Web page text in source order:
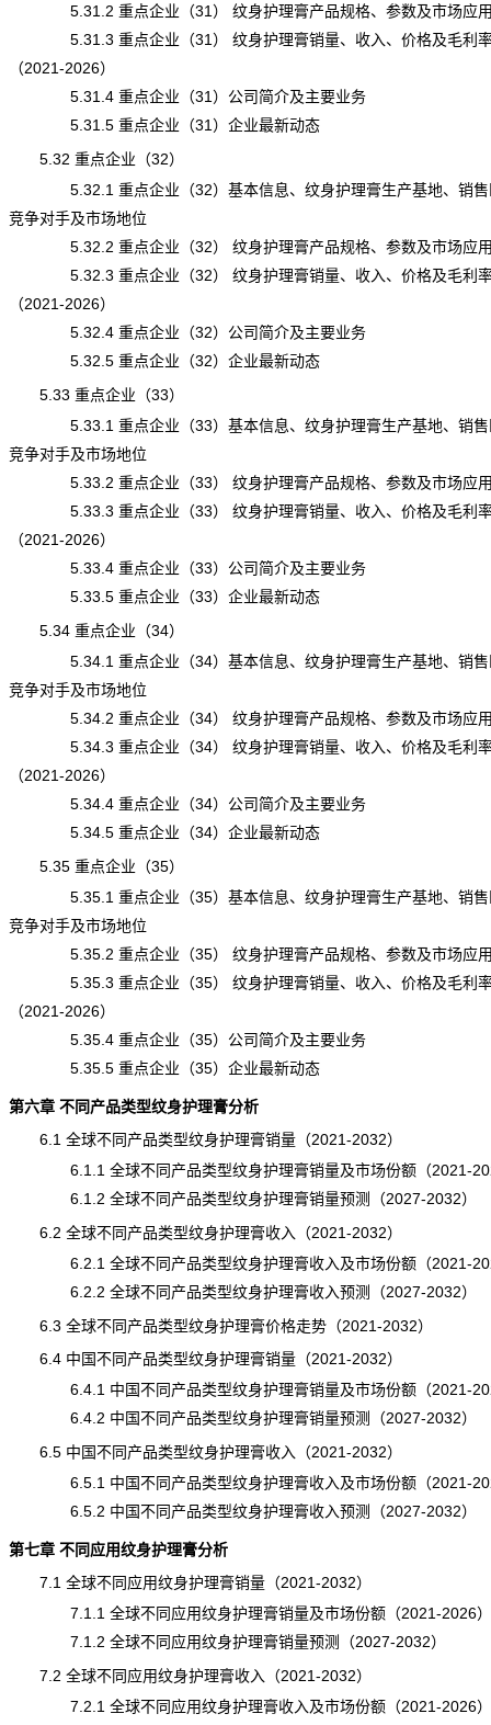
5.31.2 重点企业（31） 纹身护理膏产品规格、参数及市场应
5.31.3 重点企业（31） 纹身护理膏销量、收入、价格及毛利
（2021-2026）
5.31.4 重点企业（31）公司简介及主要业务
5.31.5 重点企业（31）企业最新动态
5.32 重点企业（32）
5.32.1 重点企业（32）基本信息、纹身护理膏生产基地、销售
竞争对手及市场地位
5.32.2 重点企业（32） 纹身护理膏产品规格、参数及市场应
5.32.3 重点企业（32） 纹身护理膏销量、收入、价格及毛利
（2021-2026）
5.32.4 重点企业（32）公司简介及主要业务
5.32.5 重点企业（32）企业最新动态
5.33 重点企业（33）
5.33.1 重点企业（33）基本信息、纹身护理膏生产基地、销售
竞争对手及市场地位
5.33.2 重点企业（33） 纹身护理膏产品规格、参数及市场应
5.33.3 重点企业（33） 纹身护理膏销量、收入、价格及毛利
（2021-2026）
5.33.4 重点企业（33）公司简介及主要业务
5.33.5 重点企业（33）企业最新动态
5.34 重点企业（34）
5.34.1 重点企业（34）基本信息、纹身护理膏生产基地、销售
竞争对手及市场地位
5.34.2 重点企业（34） 纹身护理膏产品规格、参数及市场应
5.34.3 重点企业（34） 纹身护理膏销量、收入、价格及毛利
（2021-2026）
5.34.4 重点企业（34）公司简介及主要业务
5.34.5 重点企业（34）企业最新动态
5.35 重点企业（35）
5.35.1 重点企业（35）基本信息、纹身护理膏生产基地、销售
竞争对手及市场地位
5.35.2 重点企业（35） 纹身护理膏产品规格、参数及市场应
5.35.3 重点企业（35） 纹身护理膏销量、收入、价格及毛利
（2021-2026）
5.35.4 重点企业（35）公司简介及主要业务
5.35.5 重点企业（35）企业最新动态
第六章 不同产品类型纹身护理膏分析
6.1 全球不同产品类型纹身护理膏销量（2021-2032）
6.1.1 全球不同产品类型纹身护理膏销量及市场份额（2021-
6.1.2 全球不同产品类型纹身护理膏销量预测（2027-2032）
6.2 全球不同产品类型纹身护理膏收入（2021-2032）
6.2.1 全球不同产品类型纹身护理膏收入及市场份额（2021-
6.2.2 全球不同产品类型纹身护理膏收入预测（2027-2032）
6.3 全球不同产品类型纹身护理膏价格走势（2021-2032）
6.4 中国不同产品类型纹身护理膏销量（2021-2032）
6.4.1 中国不同产品类型纹身护理膏销量及市场份额（2021-
6.4.2 中国不同产品类型纹身护理膏销量预测（2027-2032）
6.5 中国不同产品类型纹身护理膏收入（2021-2032）
6.5.1 中国不同产品类型纹身护理膏收入及市场份额（2021-
6.5.2 中国不同产品类型纹身护理膏收入预测（2027-2032）
第七章 不同应用纹身护理膏分析
7.1 全球不同应用纹身护理膏销量（2021-2032）
7.1.1 全球不同应用纹身护理膏销量及市场份额（2021-2026）
7.1.2 全球不同应用纹身护理膏销量预测（2027-2032）
7.2 全球不同应用纹身护理膏收入（2021-2032）
7.2.1 全球不同应用纹身护理膏收入及市场份额（2021-2026）